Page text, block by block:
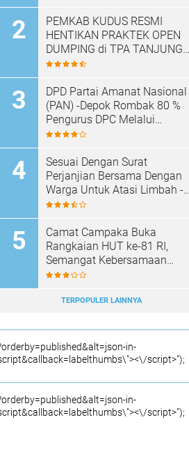
Sementara
PEMKAB KUDUS RESMI
HENTIKAN PRAKTEK OPEN
DUMPING di TPA TANJUNG
REJO, KEC.JEKULO
SISTEM PENGELOLAAN
SAMPAH BARU
DPD Partai Amanat Nasional
(PAN) -Depok Rombak 80 %
Pengurus DPC Melalui
Muscab "
Sesuai Dengan Surat
Perjanjian Bersama Dengan
Warga Untuk Atasi Limbah -
Pabrik Aci Giat Perbaiki Kobak
Camat Campaka Buka
Rangkaian HUT ke-81 RI,
Semangat Kebersamaan
Warnai Senam Massal dan
DesaTERPOPULER LAINNYA
in-
script>");
in-
script>");